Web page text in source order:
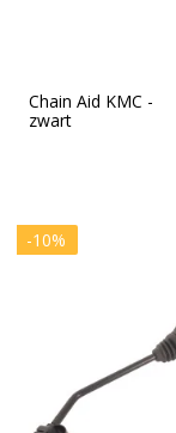
Chain Aid KMC -
zwart
-10%